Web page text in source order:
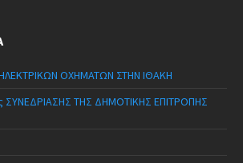
ΟΧΗΜΑΤΩΝ ΣΤΗΝ ΙΘΑΚΗ
ΣΥΝΕΔΡΙΑΣΗΣ ΤΗΣ ΔΗΜΟΤΙΚΗΣ ΕΠΙΤΡΟΠΗΣ